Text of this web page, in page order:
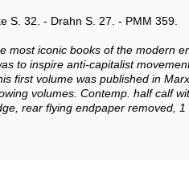
S. 32. - Drahn S. 27. - PMM 359.
most iconic books of the modern
to inspire anti-capitalist
first volume was published in
volumes. Contemp. half calf
rear flying endpaper removed,